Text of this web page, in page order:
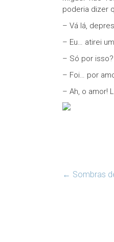
poderia dizer
– Vá lá,
– Eu… atirei
– Só por
– Foi… por
– Ah, o amor!
← Sombras